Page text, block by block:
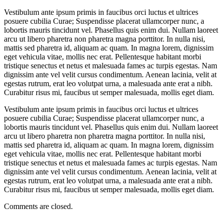
Vestibulum ante ipsum primis in faucibus orci luctus et ultrices
posuere cubilia Curae; Suspendisse placerat ullamcorper nunc, a
lobortis mauris tincidunt vel. Phasellus quis enim dui. Nullam laoreet
arcu ut libero pharetra non pharetra magna porttitor. In nulla nisi,
mattis sed pharetra id, aliquam ac quam. In magna lorem, dignissim
eget vehicula vitae, mollis nec erat. Pellentesque habitant morbi
tristique senectus et netus et malesuada fames ac turpis egestas. Nam
dignissim ante vel velit cursus condimentum. Aenean lacinia, velit at
egestas rutrum, erat leo volutpat urna, a malesuada ante erat a nibh.
Curabitur risus mi, faucibus ut semper malesuada, mollis eget diam.
Vestibulum ante ipsum primis in faucibus orci luctus et ultrices
posuere cubilia Curae; Suspendisse placerat ullamcorper nunc, a
lobortis mauris tincidunt vel. Phasellus quis enim dui. Nullam laoreet
arcu ut libero pharetra non pharetra magna porttitor. In nulla nisi,
mattis sed pharetra id, aliquam ac quam. In magna lorem, dignissim
eget vehicula vitae, mollis nec erat. Pellentesque habitant morbi
tristique senectus et netus et malesuada fames ac turpis egestas. Nam
dignissim ante vel velit cursus condimentum. Aenean lacinia, velit at
egestas rutrum, erat leo volutpat urna, a malesuada ante erat a nibh.
Curabitur risus mi, faucibus ut semper malesuada, mollis eget diam.
Comments are closed.